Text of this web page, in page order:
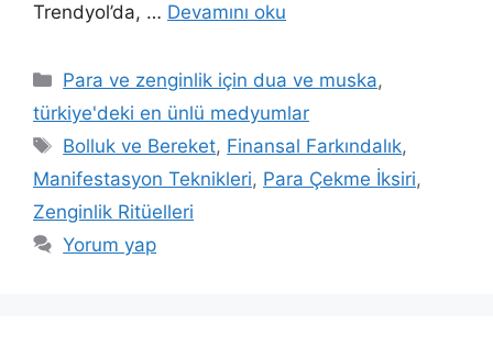
Trendyol’da, … Devamını oku
Para ve zenginlik için dua ve muska,
türkiye'deki en ünlü medyumlar
Bolluk ve Bereket, Finansal Farkındalık,
Manifestasyon Teknikleri, Para Çekme İksiri,
Zenginlik Ritüelleri
Yorum yap